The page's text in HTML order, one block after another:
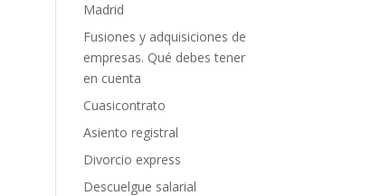
Madrid
Fusiones y adquisiciones de
empresas. Qué debes tener
en cuenta
Cuasicontrato
Asiento registral
Divorcio express
Descuelgue salarial